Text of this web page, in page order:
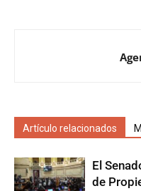
Artículo relacionados
El
de